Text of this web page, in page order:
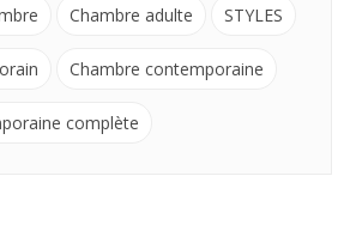
Chambre adulte STYLES
Chambre contemporaine
complète